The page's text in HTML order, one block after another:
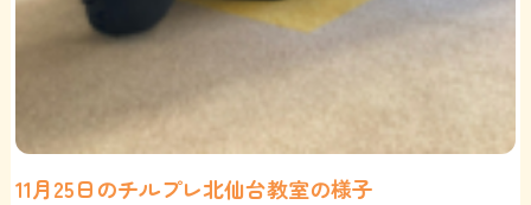
11月25日のチルプレ北仙台教室の様子